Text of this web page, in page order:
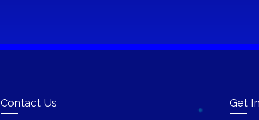
Contact Us Get